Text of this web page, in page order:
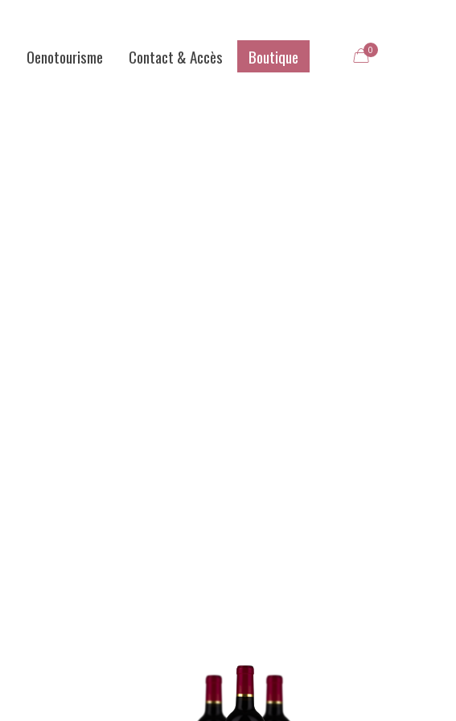
Oenotourisme Contact & Accès Boutique 0